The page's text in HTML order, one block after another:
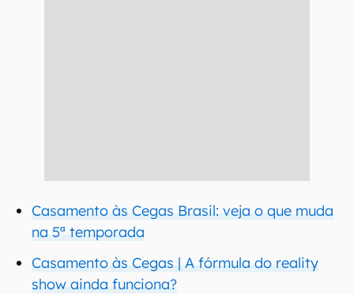
Casamento às Cegas Brasil: veja o que muda
na 5ª temporada
Casamento às Cegas | A fórmula do reality
show ainda funciona?